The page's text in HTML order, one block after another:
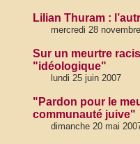
Lilian Thuram :
mercredi 28
Sur un meurtre
"idéologique"
lundi 25 juin 2007
"Pardon pour le
communauté juive"
dimanche 20 mai